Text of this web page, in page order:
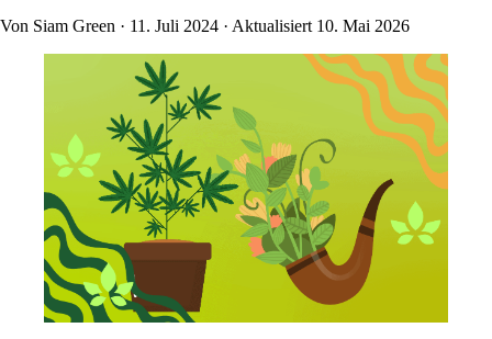
Von Siam Green · 11. Juli 2024 · Aktualisiert 10. Mai 2026